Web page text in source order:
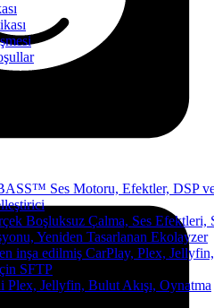
Ses Motoru, Efektler, DSP
Boşluksuz Çalma, Ses Efektleri,
Yeniden Tasarlanan Ekolayzer
inşa edilmiş CarPlay, Plex, Jellyfin,
SFTP
Plex, Jellyfin, Bulut Akışı, Oynatma